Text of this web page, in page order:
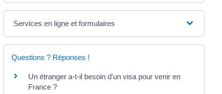
Services en ligne et formulaires
Questions ? Réponses !
Un étranger a-t-il besoin d'un visa pour venir en
France ?